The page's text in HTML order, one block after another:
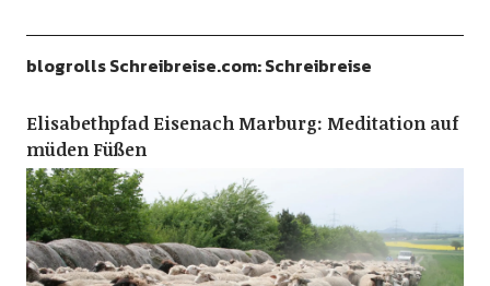
blogrolls Schreibreise.com: Schreibreise
Elisabethpfad Eisenach Marburg: Meditation auf
müden Füßen